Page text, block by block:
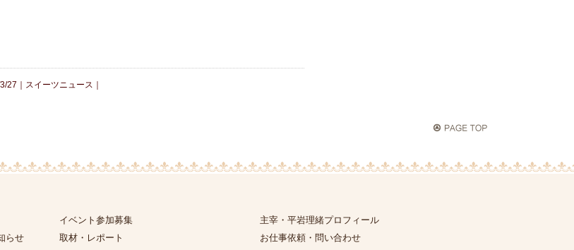
27｜ スイーツニュース
らせ
イベント参加募集
取材・レポート
主宰・平岩理緒プロフィール
お仕事依頼・問い合わせ